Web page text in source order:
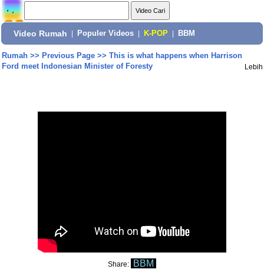
Video Rumah Populer Videos K-POP BBM
Rumah>> Previous Page>> This is what happens when Harrison
Ford meet Indonesian Minister of Foresty
Lebih
Share: BBM